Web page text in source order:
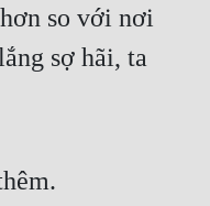
so với nơi
sợ hãi, ta